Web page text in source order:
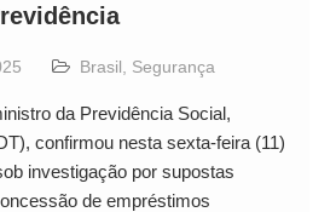
Brasil Segurança
da Previdência Social,
confirmou nesta sexta-feira (11)
investigação por supostas
de empréstimos